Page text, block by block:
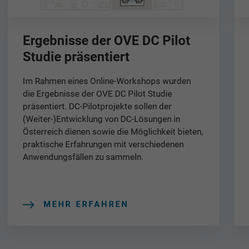
Ergebnisse der OVE DC Pilot
Studie präsentiert
Im Rahmen eines Online-Workshops wurden
die Ergebnisse der OVE DC Pilot Studie
präsentiert. DC-Pilotprojekte sollen der
(Weiter-)Entwicklung von DC-Lösungen in
Österreich dienen sowie die Möglichkeit bieten,
praktische Erfahrungen mit verschiedenen
Anwendungsfällen zu sammeln.
MEHR ERFAHREN